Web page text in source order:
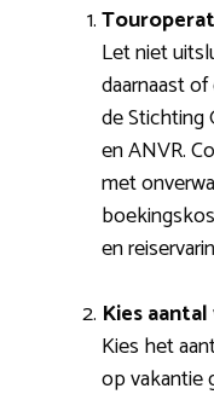
Let niet
daarnaast
de Stichting
en ANVR.
met
en
Kies
Kies het
op vakantie